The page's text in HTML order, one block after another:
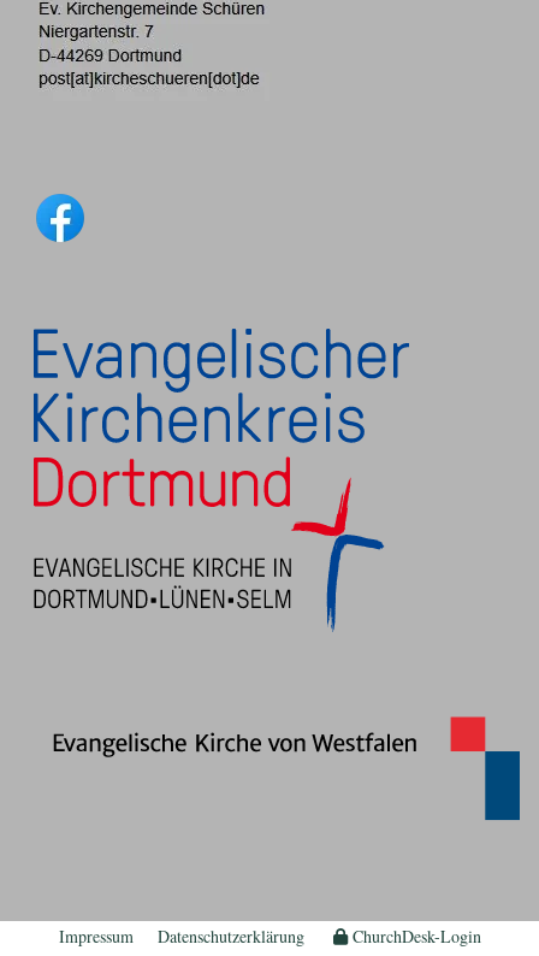
Impressum Datenschutzerklärung ChurchDesk-Login